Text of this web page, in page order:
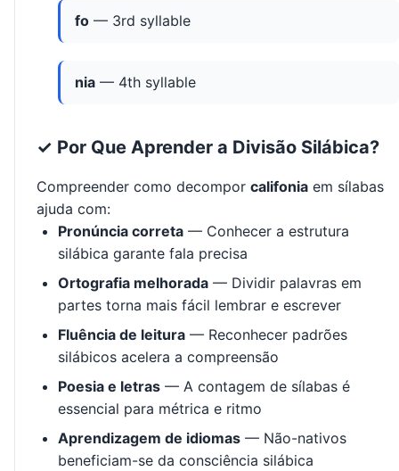
fo — 3rd syllable
nia — 4th syllable
✓ Por Que Aprender a Divisão Silábica?
Compreender como decompor califonia em sílabas
ajuda com:
Pronúncia correta — Conhecer a estrutura
silábica garante fala precisa
Ortografia melhorada — Dividir palavras em
partes torna mais fácil lembrar e escrever
Fluência de leitura — Reconhecer padrões
silábicos acelera a compreensão
Poesia e letras — A contagem de sílabas é
essencial para métrica e ritmo
Aprendizagem de idiomas — Não-nativos
beneficiam-se da consciência silábica